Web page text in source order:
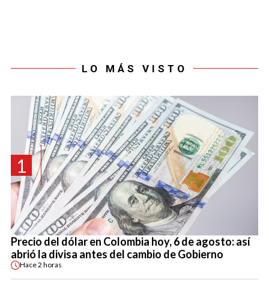
LO MÁS VISTO
1
Precio del dólar en Colombia hoy, 6 de agosto: así
abrió la divisa antes del cambio de Gobierno
Hace2 horas